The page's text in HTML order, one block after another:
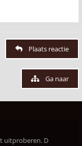
Plaats reactie
Ga naar
uitproberen. D